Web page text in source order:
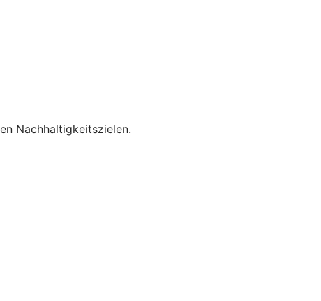
Nachhaltigkeitszielen.